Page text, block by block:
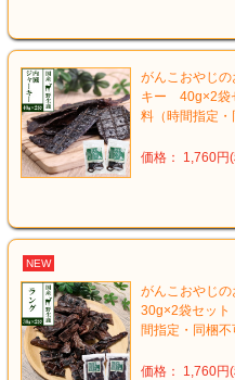
がんこおやじ
キー 40g×2袋
料（時間指定・
価格： 1,760円
NEW
がんこおやじ
30g×2袋セッ
間指定・同梱不
価格： 1,760円